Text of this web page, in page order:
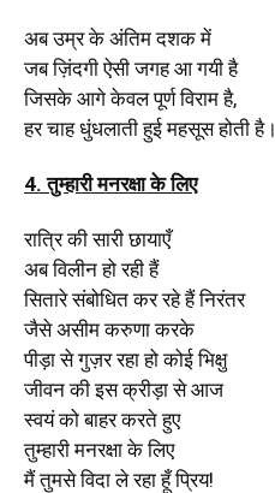
अब उम्र के अंतिम दशक में
जब ज़िंदगी ऐसी जगह आ गयी है
जिसके आगे केवल पूर्ण विराम है,
हर चाह धुंधलाती हुई महसूस होती है।
4. तुम्हारी मनरक्षा के लिए
रात्रि की सारी छायाएँ
अब विलीन हो रही हैं
सितारे संबोधित कर रहे हैं निरंतर
जैसे असीम करुणा करके
पीड़ा से गुज़र रहा हो कोई भिक्षु
जीवन की इस क्रीड़ा से आज
स्वयं को बाहर करते हुए
तुम्हारी मनरक्षा के लिए
मैं तुमसे विदा ले रहा हूँ प्रिय!